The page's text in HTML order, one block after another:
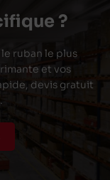
?
ruban le plus
et vos
devis gratuit